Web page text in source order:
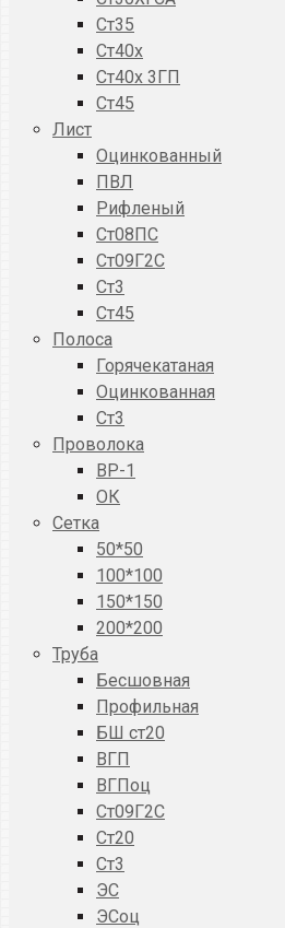
Ст35
Ст40х
Ст40х 3ГП
Ст45
Лист
Оцинкованный
ПВЛ
Рифленый
Ст08ПС
Ст09Г2С
Ст3
Ст45
Полоса
Горячекатаная
Оцинкованная
Ст3
Проволока
ВР-1
ОК
Сетка
50*50
100*100
150*150
200*200
Труба
Бесшовная
Профильная
БШ ст20
ВГП
ВГПоц
Ст09Г2С
Ст20
Ст3
ЭС
ЭСоц